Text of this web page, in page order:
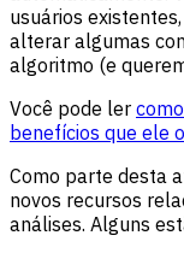
usuários
alterar algumas
algoritmo (e
Você pode ler
benefícios que ele
Como parte desta
novos recursos
análises. Alguns